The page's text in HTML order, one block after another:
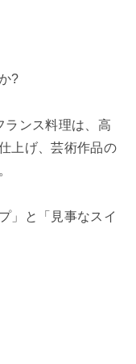
?
ランス料理は、高
上げ、芸術作品の
」と「見事なスイ